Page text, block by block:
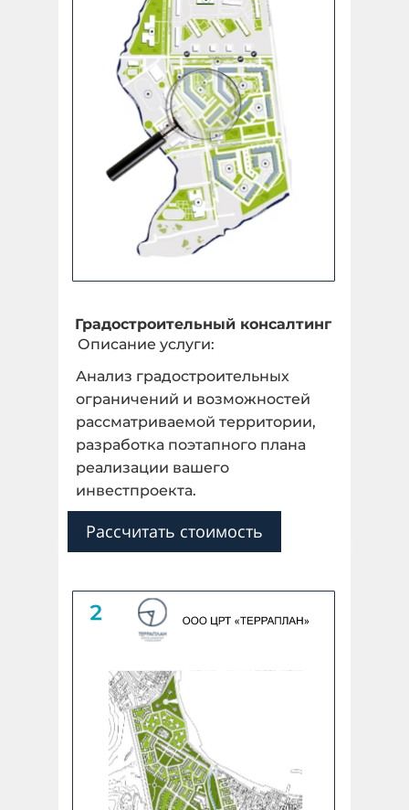
Площадный объект
Укажите количество гектар, 1 га = 10 000 м2 *
undefined ГА
Линейный объект
Количество:
Назад
Градостроительный консалтинг
Описание услуги:
Анализ градостроительных
ограничений и возможностей
рассматриваемой территории,
разработка поэтапного плана
реализации вашего
инвестпроекта.
Рассчитать стоимость